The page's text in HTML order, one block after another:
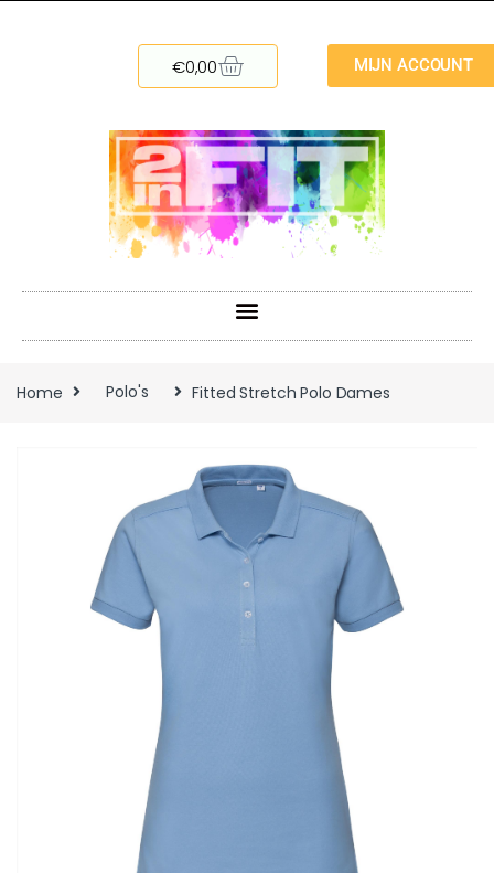
€0,00 MIJN ACCOUNT
Home Polo's Fitted Stretch Polo Dames